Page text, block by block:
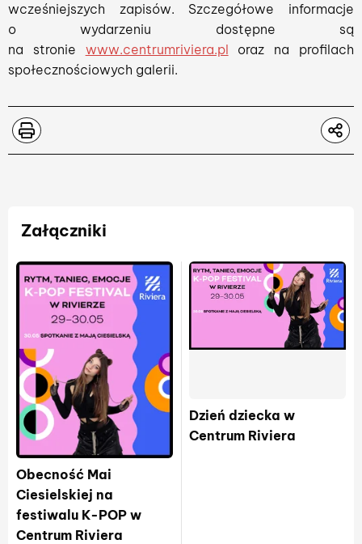
wcześniejszych zapisów. Szczegółowe informacje
o wydarzeniu dostępne są
na stronie www.centrumriviera.pl oraz na profilach
społecznościowych galerii.
Załączniki
Obecność Mai
Ciesielskiej na
festiwalu K-POP w
Centrum Riviera
Dzień dziecka w
Centrum Riviera